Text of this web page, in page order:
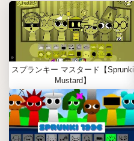
スプランキー マスタード【Sprunki
Mustard】